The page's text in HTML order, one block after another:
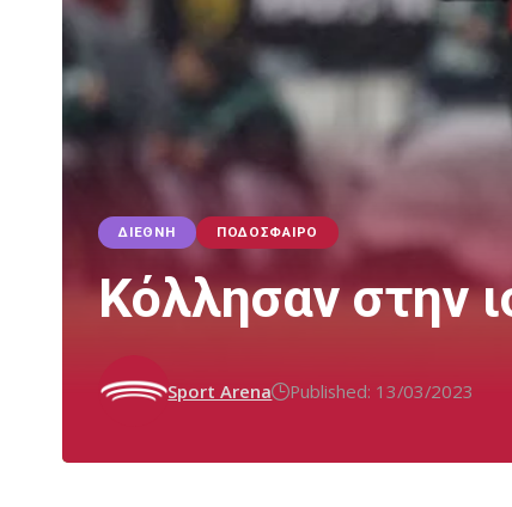
ΔΙΕΘΝΉ ΠΟΔΌΣΦΑΙΡΟ
Κόλλησαν στην
Sport Arena Published: 13/03/2023